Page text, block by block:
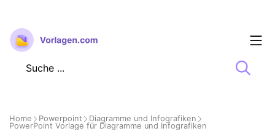
Zum
Inhalt
springen
Home Powerpoint
Diagramme und Infografiken
PowerPoint Vorlage für Diagramme und Infografiken